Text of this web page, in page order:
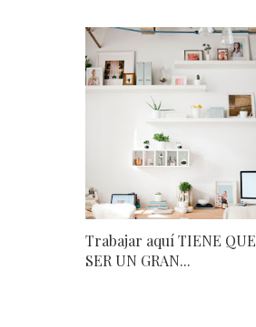
Trabajar aquí TIENE QUE
SER UN GRAN...